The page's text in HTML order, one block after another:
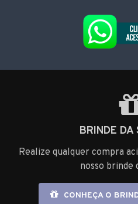
BRINDE DA
Realize qualquer compra
nosso brinde
CONHEÇA O